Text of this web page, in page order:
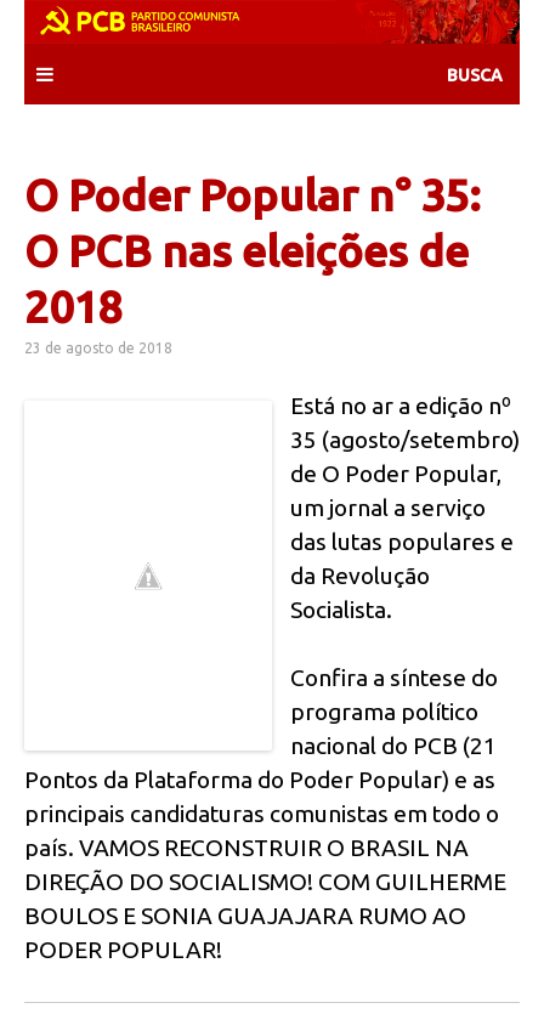
content
O Poder Popular n° 35:
O PCB nas eleições de
2018
23 de agosto de 2018
Está no ar a edição nº
35 (agosto/setembro)
de O Poder Popular,
um jornal a serviço
das lutas populares e
da Revolução
Socialista.
Confira a síntese do
programa político
nacional do PCB (21
Pontos da Plataforma do Poder Popular) e as
principais candidaturas comunistas em todo o
país. VAMOS RECONSTRUIR O BRASIL NA
DIREÇÃO DO SOCIALISMO! COM GUILHERME
BOULOS E SONIA GUAJAJARA RUMO AO
PODER POPULAR!